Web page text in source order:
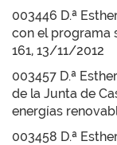
003446 D.ª
con el programa
161, 13/11/2012
003457 D.ª
de la Junta de
energías
003458 D.ª